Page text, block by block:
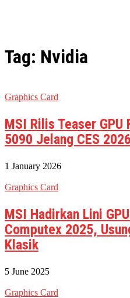
Tag: Nvidia
Graphics Card
MSI Rilis Teaser GPU
5090 Jelang CES 2026
1 January 2026
Graphics Card
MSI Hadirkan Lini
Computex 2025,
Klasik
5 June 2025
Graphics Card